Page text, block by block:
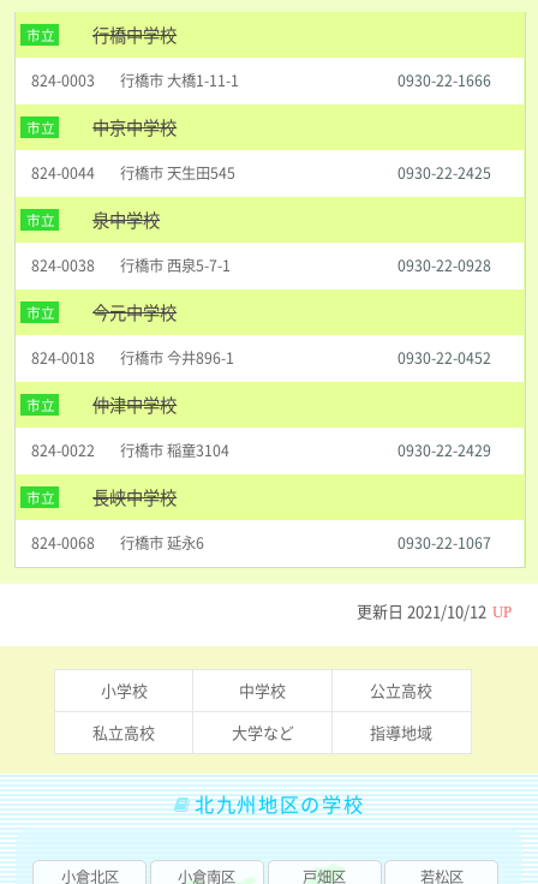
市立 行橋中学校
824-0003 行橋市 大橋1-11-1 0930-22-1666
市立 中京中学校
824-0044 行橋市 天生田545 0930-22-2425
市立 泉中学校
824-0038 行橋市 西泉5-7-1 0930-22-0928
市立 今元中学校
824-0018 行橋市 今井896-1 0930-22-0452
市立 仲津中学校
824-0022 行橋市 稲童3104 0930-22-2429
市立 長峡中学校
824-0068 行橋市 延永6 0930-22-1067
更新日 2021/10/12 UP
小学校 中学校
公立高校
私立高校
大学など 指導地域
北九州地区の学校
小倉北区 小倉南区 戸畑区 若松区